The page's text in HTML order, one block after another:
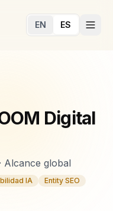
EN ES
Digital
· Alcance global
IA
Entity SEO